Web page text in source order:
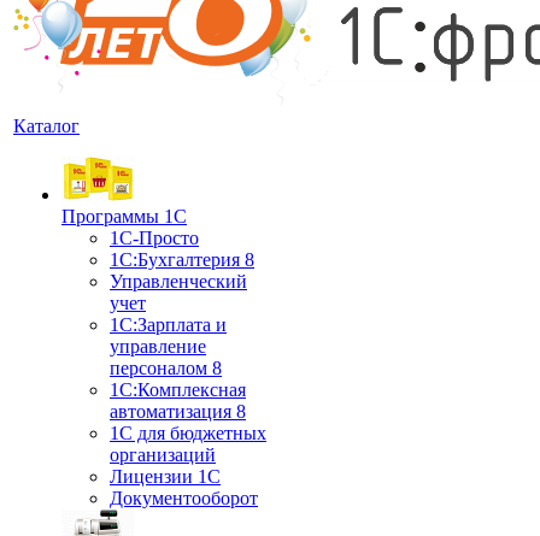
Каталог
Программы 1С
1С-Просто
1С:Бухгалтерия 8
Управленческий
учет
1С:Зарплата и
управление
персоналом 8
1C:Комплексная
автоматизация 8
1С для бюджетных
организаций
Лицензии 1С
Документооборот